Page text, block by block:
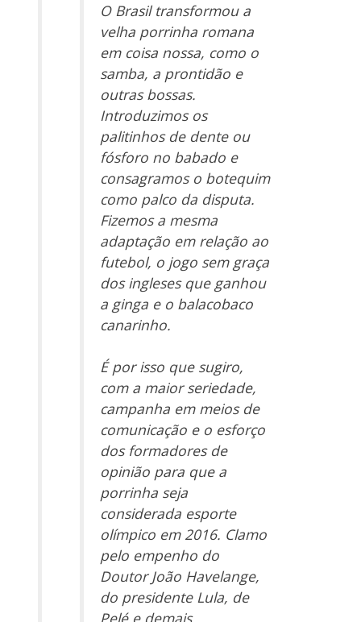
O Brasil transformou a
velha porrinha romana
em coisa nossa, como o
samba, a prontidão e
outras bossas.
Introduzimos os
palitinhos de dente ou
fósforo no babado e
consagramos o botequim
como palco da disputa.
Fizemos a mesma
adaptação em relação ao
futebol, o jogo sem graça
dos ingleses que ganhou
a ginga e o balacobaco
canarinho.
É por isso que sugiro,
com a maior seriedade,
campanha em meios de
comunicação e o esforço
dos formadores de
opinião para que a
porrinha seja
considerada esporte
olímpico em 2016. Clamo
pelo empenho do
Doutor João Havelange,
do presidente Lula, de